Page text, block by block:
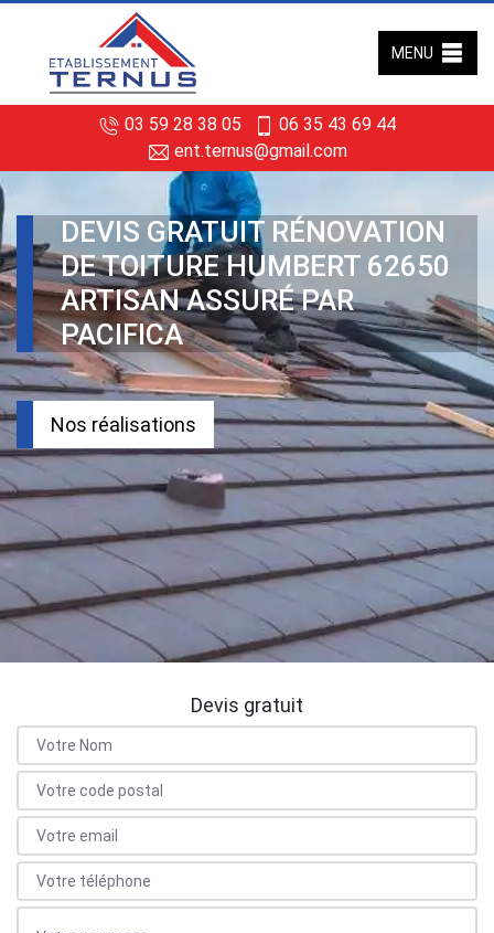
03 59 28 38 05
06 35 43 69 44
ent.ternus@gmail.com
MENU
DEVIS GRATUIT RÉNOVATION
DE TOITURE HUMBERT 62650
ARTISAN ASSURÉ PAR
PACIFICA
Nos réalisations
Devis gratuit